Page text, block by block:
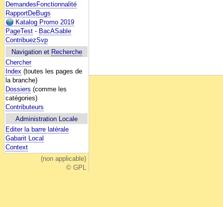
DemandesFonctionnalité
RapportDeBugs
Katalog Promo 2019
PageTest - BacASable
ContribuezSvp
Navigation et Recherche
Chercher
Index (toutes les pages de
la branche)
Dossiers (comme les
catégories)
Contributeurs
Administration Locale
Editer la barre latérale
Gabarit Local
Context
(non applicable)
© GPL